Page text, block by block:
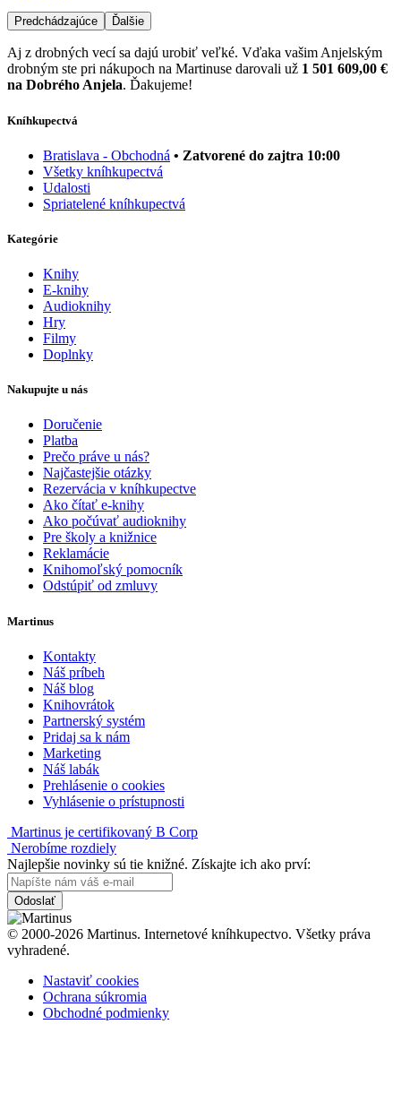
Predchádzajúce Ďalšie
Aj z drobných vecí sa dajú urobiť veľké. Vďaka vašim Anjelským
drobným ste pri nákupoch na Martinuse darovali už 1 501 609,00 €
na Dobrého Anjela. Ďakujeme!
Kníhkupectvá
Bratislava - Obchodná • Zatvorené do zajtra 10:00
Všetky kníhkupectvá
Udalosti
Spriatelené kníhkupectvá
Kategórie
Knihy
E-knihy
Audioknihy
Hry
Filmy
Doplnky
Nakupujte u nás
Doručenie
Platba
Prečo práve u nás?
Najčastejšie otázky
Rezervácia v kníhkupectve
Ako čítať e-knihy
Ako počúvať audioknihy
Pre školy a knižnice
Reklamácie
Knihomoľský pomocník
Odstúpiť od zmluvy
Martinus
Kontakty
Náš príbeh
Náš blog
Knihovrátok
Partnerský systém
Pridaj sa k nám
Marketing
Náš labák
Prehlásenie o cookies
Vyhlásenie o prístupnosti
Martinus je certifikovaný B Corp
Nerobíme rozdiely
Najlepšie novinky sú tie knižné. Získajte ich ako prví:
Odoslať
© 2000-2026 Martinus. Internetové kníhkupectvo. Všetky práva
vyhradené.
Nastaviť cookies
Ochrana súkromia
Obchodné podmienky